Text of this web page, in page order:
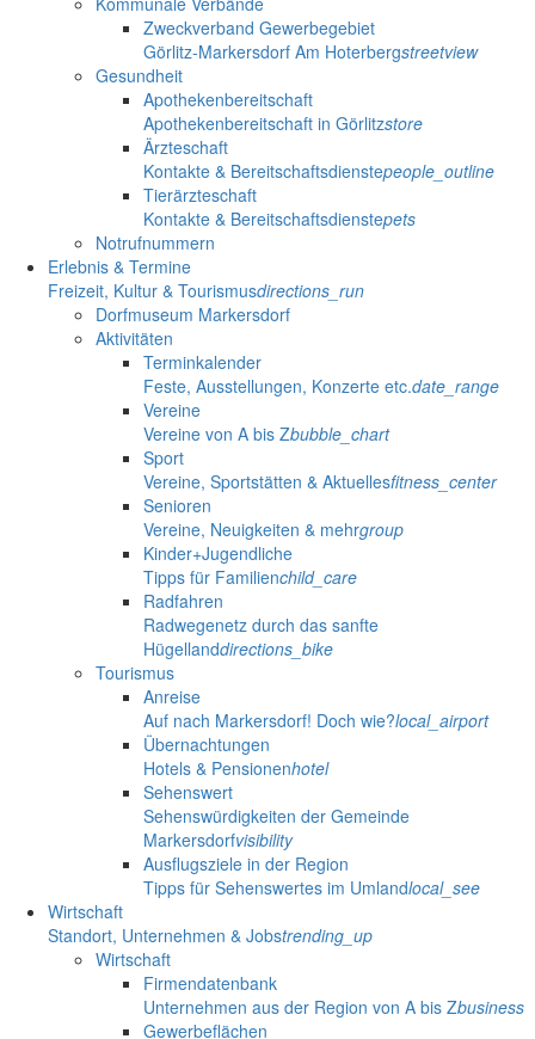
Zweckverband Gewerbegebiet
Görlitz-Markersdorf Am Hoterbergstreetview
Gesundheit
Apothekenbereitschaft
Apothekenbereitschaft in Görlitzstore
Ärzteschaft
Kontakte & Bereitschaftsdienstepeople_outline
Tierärzteschaft
Kontakte & Bereitschaftsdienstepets
Notrufnummern
Erlebnis & Termine
Freizeit, Kultur & Tourismusdirections_run
Dorfmuseum Markersdorf
Aktivitäten
Terminkalender
Feste, Ausstellungen, Konzerte etc.date_range
Vereine
Vereine von A bis Zbubble_chart
Sport
Vereine, Sportstätten & Aktuellesfitness_center
Senioren
Vereine, Neuigkeiten & mehrgroup
Kinder+Jugendliche
Tipps für Familienchild_care
Radfahren
Radwegenetz durch das sanfte
Hügellanddirections_bike
Tourismus
Anreise
Auf nach Markersdorf! Doch wie?local_airport
Übernachtungen
Hotels & Pensionenhotel
Sehenswert
Sehenswürdigkeiten der Gemeinde
Markersdorfvisibility
Ausflugsziele in der Region
Tipps für Sehenswertes im Umlandlocal_see
Wirtschaft
Standort, Unternehmen & Jobstrending_up
Wirtschaft
Firmendatenbank
Unternehmen aus der Region von A bis Zbusiness
Gewerbeflächen